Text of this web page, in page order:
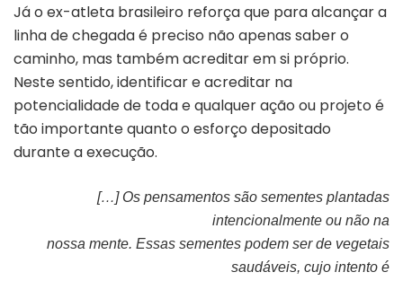
Já o ex-atleta brasileiro reforça que para alcançar a
linha de chegada é preciso não apenas saber o
caminho, mas também acreditar em si próprio.
Neste sentido, identificar e acreditar na
potencialidade de toda e qualquer ação ou projeto é
tão importante quanto o esforço depositado
durante a execução.
[…] Os pensamentos são sementes plantadas
intencionalmente ou não na
nossa mente. Essas sementes podem ser de vegetais
saudáveis, cujo intento é